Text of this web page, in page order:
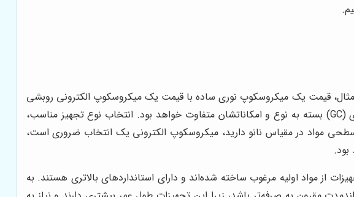
مثال، قیمت یک میکروسکوپ نوری ساده با قیمت یک میکروسکوپ الکترونی روبشی
(SEM) قابل مقایسه نیست. همچنین، قیمت دستگاه‌های تحلیلی مانند اسپکتروفتومتر یا کروماتوگراف گازی (GC) بسته به نوع و امکاناتشان متفاوت خواهد بود. انتخاب نوع تجهیز مناسب،
مواد در مقیاس نانو دارید، میکروسکوپ الکترونی یک انتخاب ضروری است،
از مواد اولیه مرغوب ساخته شده‌اند و دارای استانداردهای بالاتری هستند. به